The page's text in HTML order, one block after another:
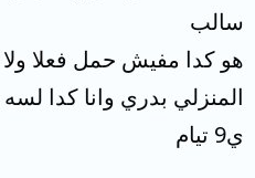
سالب
هو كدا مفيش حمل فعلا ولا
ي9 تيام